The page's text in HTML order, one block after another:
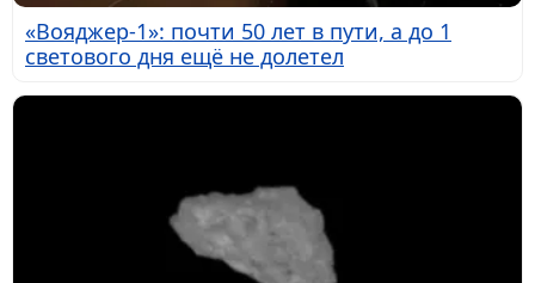
«Вояджер-1»: почти 50 лет в пути, а до 1
светового дня ещё не долетел